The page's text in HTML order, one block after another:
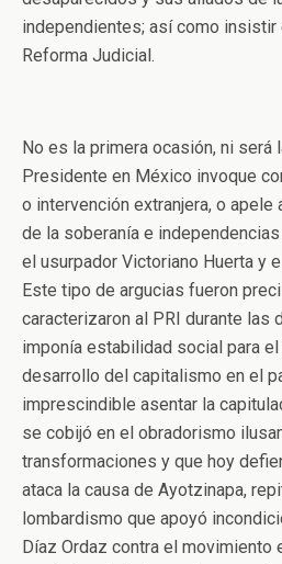
independientes; así como
Reforma Judicial.
No es la primera ocasión, ni será
Presidente en México invoque
o intervención extranjera, o apele
de la soberanía e
el usurpador Victoriano Huerta y
Este tipo de argucias fueron
caracterizaron al PRI durante las
imponía estabilidad social para
desarrollo del capitalismo en el
imprescindible asentar la
se cobijó en el obradorismo
transformaciones y que hoy
ataca la causa de Ayotzinapa,
lombardismo que apoyó
Díaz Ordaz contra el movimiento